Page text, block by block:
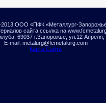
2013 ООО «ПФК «Металлург-
сайта ссылка на
69037 г.Запорожье, ул.12 Апреля,
E-mail: metalurg@fcmetalurg.com
Карта Сайта